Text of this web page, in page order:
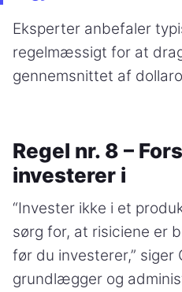
Eksperter anbefaler
regelmæssigt for at
gennemsnittet af
Regel nr. 8 –
investerer i
“Invester ikke i et
sørg for, at risiciene er
før du investerer,” siger
grundlægger og